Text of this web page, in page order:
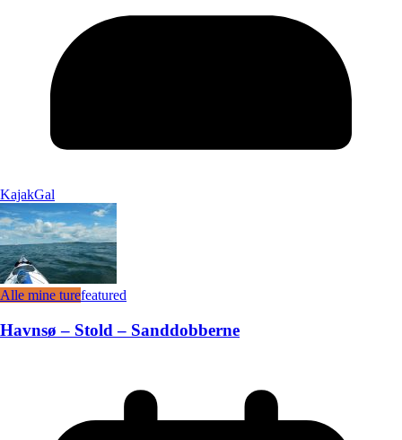
KajakGal
Alle mine turefeatured
Havnsø – Stold – Sanddobberne